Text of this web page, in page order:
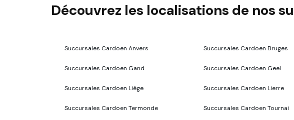
Découvrez les localisations de nos
Succursales Cardoen Anvers Succursales Cardoen Bruges
Succursales Cardoen Gand Succursales Cardoen Geel
Succursales Cardoen Liège Succursales Cardoen Lierre
Succursales Cardoen Termonde Succursales Cardoen Tournai